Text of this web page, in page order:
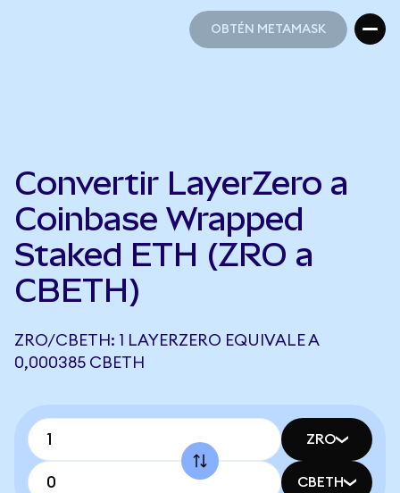
OBTÉN METAMASK
Convertir LayerZero a
Coinbase Wrapped
Staked ETH (ZRO a
CBETH)
ZRO/CBETH: 1 LAYERZERO EQUIVALE A
0,000385 CBETH
ZRO
CBETH